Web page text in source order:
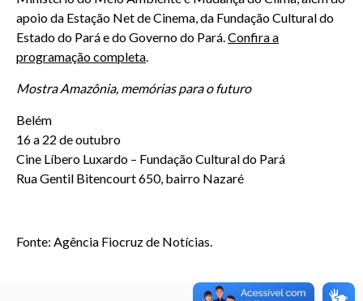
apoio da Estação Net de Cinema, da Fundação Cultural do
Estado do Pará e do Governo do Pará. Confira a
programação completa
Mostra Amazônia, memórias para o futuro
Belém
16 a 22 de outubro
Cine Líbero Luxardo – Fundação Cultural do Pará
Rua Gentil Bitencourt 650, bairro Nazaré
Fonte: Agência Fiocruz de Notícias.